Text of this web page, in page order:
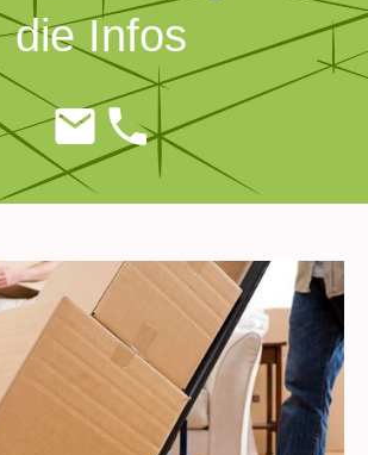
die Infos